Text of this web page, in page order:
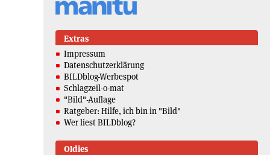
Extras
Impressum
Datenschutzerklärung
BILDblog-Werbespot
Schlagzeil-o-mat
"Bild"-Auflage
Ratgeber: Hilfe, ich bin in "Bild"
Wer liest BILDblog?
Oldies